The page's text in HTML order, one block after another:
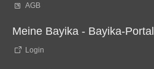
AGB
Meine Bayika - Bayika-Portal
Login